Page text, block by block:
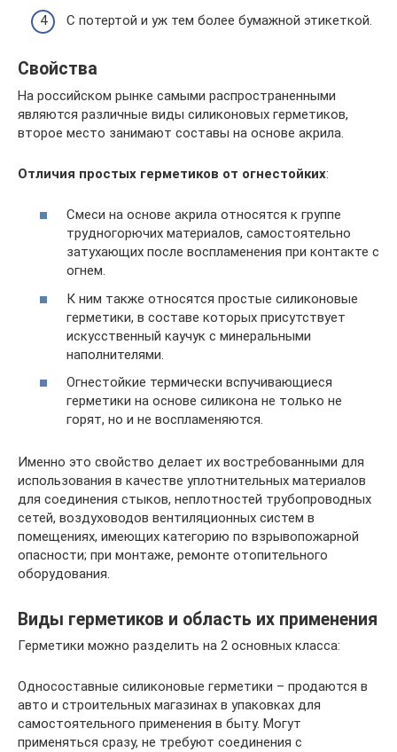
С потертой и уж тем более бумажной этикеткой.
Свойства
На российском рынке самыми распространенными
являются различные виды силиконовых герметиков,
второе место занимают составы на основе акрила.
Отличия простых герметиков от огнестойких:
Смеси на основе акрила относятся к группе
трудногорючих материалов, самостоятельно
затухающих после воспламенения при контакте с
огнем.
К ним также относятся простые силиконовые
герметики, в составе которых присутствует
искусственный каучук с минеральными
наполнителями.
Огнестойкие термически вспучивающиеся
герметики на основе силикона не только не
горят, но и не воспламеняются.
Именно это свойство делает их востребованными для
использования в качестве уплотнительных материалов
для соединения стыков, неплотностей трубопроводных
сетей, воздуховодов вентиляционных систем в
помещениях, имеющих категорию по взрывопожарной
опасности; при монтаже, ремонте отопительного
оборудования.
Виды герметиков и область их применения
Герметики можно разделить на 2 основных класса:
Односоставные силиконовые герметики – продаются в
авто и строительных магазинах в упаковках для
самостоятельного применения в быту. Могут
применяться сразу, не требуют соединения с